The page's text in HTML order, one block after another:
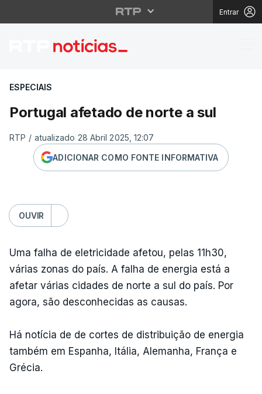
Entrar
Portugal afetado de
ESPECIAIS
Portugal afetado de norte a sul
RTP / atualizado 28 Abril 2025, 12:07
ADICIONAR COMO FONTE INFORMATIVA
OUVIR
Uma falha de eletricidade afetou, pelas 11h30,
várias zonas do país. A falha de energia está a
afetar várias cidades de norte a sul do país. Por
agora, são desconhecidas as causas.
Há notícia de de cortes de distribuição de energia
também em Espanha, Itália, Alemanha, França e
Grécia.